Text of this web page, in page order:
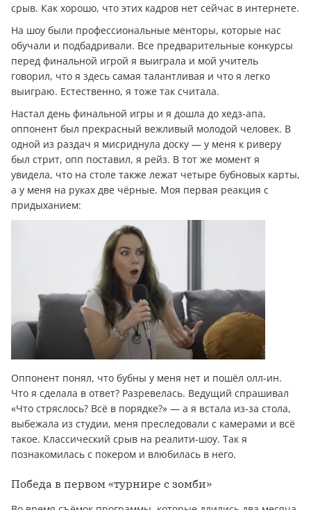
срыв. Как хорошо, что этих кадров нет сейчас в интернете.
На шоу были профессиональные менторы, которые нас
обучали и подбадривали. Все предварительные конкурсы
перед финальной игрой я выиграла и мой учитель
говорил, что я здесь самая талантливая и что я легко
выиграю. Естественно, я тоже так считала.
Настал день финальной игры и я дошла до хедз-апа,
оппонент был прекрасный вежливый молодой человек. В
одной из раздач я мисриднула доску — у меня к риверу
был стрит, опп поставил, я рейз. В тот же момент я
увидела, что на столе также лежат четыре бубновых карты,
а у меня на руках две чёрные. Моя первая реакция с
придыханием:
Оппонент понял, что бубны у меня нет и пошёл олл-ин.
Что я сделала в ответ? Разревелась. Ведущий спрашивал
«Что стряслось? Всё в порядке?» — а я встала из-за стола,
выбежала из студии, меня преследовали с камерами и всё
такое. Классический срыв на реалити-шоу. Так я
познакомилась с покером и влюбилась в него.
Победа в первом «турнире с зомби»